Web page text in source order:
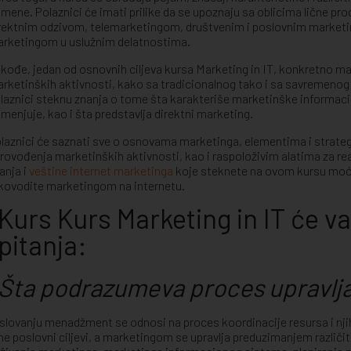
Polaznici će imati prilike da se upoznaju sa oblicima lične
odzivom, telemarketingom, društvenim i poslovnim
u uslužnim delatnostima.
jedan od osnovnih ciljeva kursa Marketing in IT, konkretno
aktivnosti, kako sa tradicionalnog tako i sa
steknu znanja o tome šta karakteriše marketinške
kao i šta predstavlja direktni marketing.
će saznati sve o osnovama marketinga, elementima i
marketinških aktivnosti, kao i raspoloživim alatima za
i veštine internet marketinga koje steknete na ovom kursu
marketingom na internetu.
Kurs Kurs Marketing in IT će
pitanja:
Šta podrazumeva proces
menadžment se odnosi na proces koordinacije resursa i
poslovni ciljevi, a marketingom se upravlja preduzimanjem